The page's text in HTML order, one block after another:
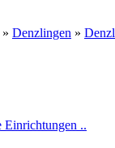
» Denzlingen »
Einrichtungen ..